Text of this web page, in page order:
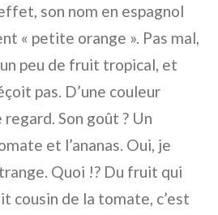
son nom en espagnol
« petite orange ». Pas mal,
peu de fruit tropical, et
pas. D’une couleur
Son goût ? Un
et l’ananas. Oui, je
Quoi !? Du fruit qui
cousin de la tomate, c’est